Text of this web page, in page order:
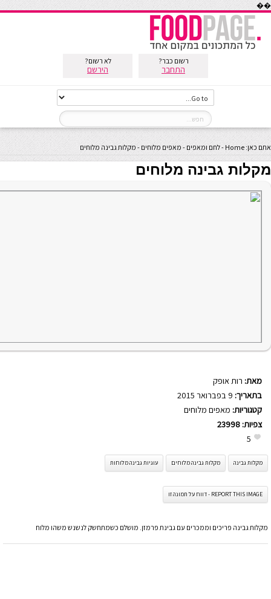
��
רשום כבר?
התחבר
לא רשום?
הירשם
אתם כאן: Home
-לחם ומאפים - מאפים מלוחים - מקלות גבינה מלוחים
מקלות גבינה מלוחים
מאת: רות אופק
בתאריך:
קטגוריות: מאפים מלוחים
צפיות: 23998
5
מקלות גבינה מקלות גבינה מלוחים עוגיות גבינה מלוחות
REPORT THIS IMAGE - דווח על תמונה זו
מקלות גבינה פריכים וממכרים עם גבינת פרמזן. מושלם כשמתחשק לנשנש משהו מלוח